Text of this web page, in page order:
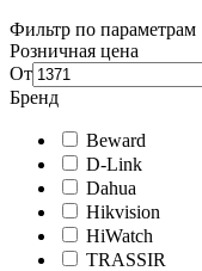
Фильтр по параметрам
Розничная цена
От
Бренд
Beward
D-Link
Dahua
Hikvision
HiWatch
TRASSIR